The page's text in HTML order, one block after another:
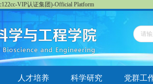
VIP认证集团)-Official Platform
人才培养 科学研究 党群工